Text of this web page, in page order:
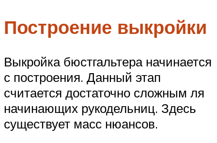
Построение выкройки
Выкройка бюстгальтера начинается
с построения. Данный этап
считается достаточно сложным ля
начинающих рукодельниц. Здесь
существует масс нюансов.